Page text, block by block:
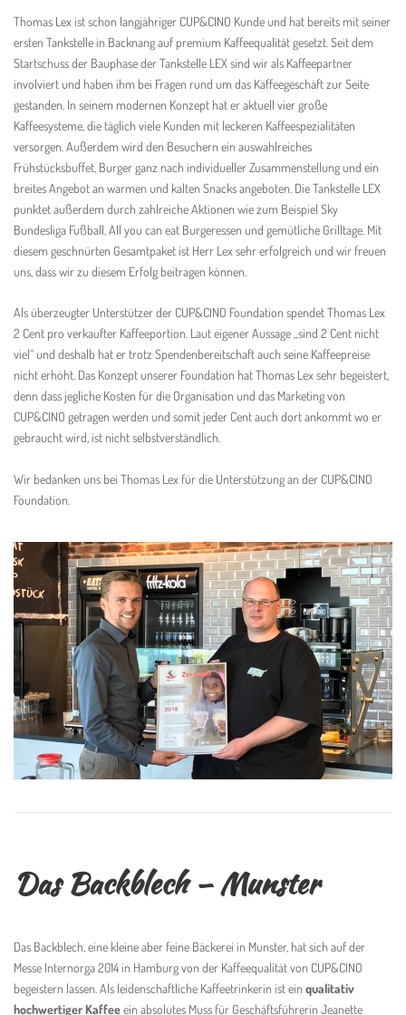
Thomas Lex ist schon langjähriger CUP&CINO Kunde und hat bereits mit seiner
ersten Tankstelle in Backnang auf premium Kaffeequalität gesetzt. Seit dem
Startschuss der Bauphase der Tankstelle LEX sind wir als Kaffeepartner
involviert und haben ihm bei Fragen rund um das Kaffeegeschäft zur Seite
gestanden. In seinem modernen Konzept hat er aktuell vier große
Kaffeesysteme, die täglich viele Kunden mit leckeren Kaffeespezialitäten
versorgen. Außerdem wird den Besuchern ein auswahlreiches
Frühstücksbuffet, Burger ganz nach individueller Zusammenstellung und ein
breites Angebot an warmen und kalten Snacks angeboten. Die Tankstelle LEX
punktet außerdem durch zahlreiche Aktionen wie zum Beispiel Sky
Bundesliga Fußball, All you can eat Burgeressen und gemütliche Grilltage. Mit
diesem geschnürten Gesamtpaket ist Herr Lex sehr erfolgreich und wir freuen
uns, dass wir zu diesem Erfolg beitragen können.
Als überzeugter Unterstützer der CUP&CINO Foundation spendet Thomas Lex
2 Cent pro verkaufter Kaffeeportion. Laut eigener Aussage „sind 2 Cent nicht
viel“ und deshalb hat er trotz Spendenbereitschaft auch seine Kaffeepreise
nicht erhöht. Das Konzept unserer Foundation hat Thomas Lex sehr begeistert,
denn dass jegliche Kosten für die Organisation und das Marketing von
CUP&CINO getragen werden und somit jeder Cent auch dort ankommt wo er
gebraucht wird, ist nicht selbstverständlich.
Wir bedanken uns bei Thomas Lex für die Unterstützung an der CUP&CINO
Foundation.
Das Backblech – Munster
Das Backblech, eine kleine aber feine Bäckerei in Munster, hat sich auf der
Messe Internorga 2014 in Hamburg von der Kaffeequalität von CUP&CINO
begeistern lassen. Als leidenschaftliche Kaffeetrinkerin ist ein qualitativ
hochwertiger Kaffeeein absolutes Muss für Geschäftsführerin Jeanette